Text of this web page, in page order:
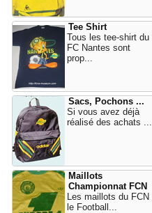
Tee Shirt
Tous les tee-shirt du
FC Nantes sont
prop...
Sacs, Pochons ...
Si vous avez déjà
réalisé des achats ...
Maillots
Championnat FCN
Les maillots du FCN
le Football...